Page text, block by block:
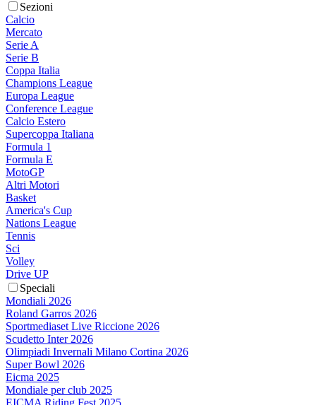
Sezioni
Calcio
Mercato
Serie A
Serie B
Coppa Italia
Champions League
Europa League
Conference League
Calcio Estero
Supercoppa Italiana
Formula 1
Formula E
MotoGP
Altri Motori
Basket
America's Cup
Nations League
Tennis
Sci
Volley
Drive UP
Speciali
Mondiali 2026
Roland Garros 2026
Sportmediaset Live Riccione 2026
Scudetto Inter 2026
Olimpiadi Invernali Milano Cortina 2026
Super Bowl 2026
Eicma 2025
Mondiale per club 2025